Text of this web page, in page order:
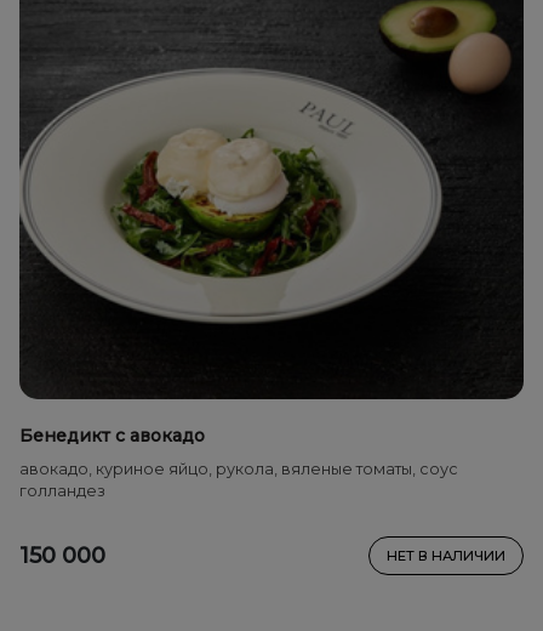
Бенедикт с авокадо
авокадо, куриное яйцо, рукола, вяленые томаты, соус
голландез
150 000 НЕТ В НАЛИЧИИ